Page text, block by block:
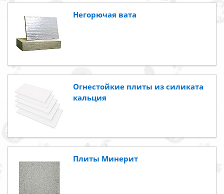
Негорючая вата
Огнестойкие плиты из силиката
кальция
Плиты Минерит